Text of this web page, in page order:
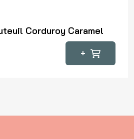
Corduroy Caramel
+